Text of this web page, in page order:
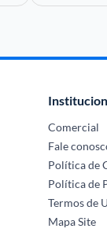
Comercial
Fale
Política de
Política de
Termos de
Mapa Site